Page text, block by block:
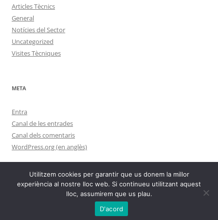
Articles Tècnics
General
Notícies del Sector
Uncategorized
Visites Tècniques
META
Entra
Canal de les entrades
Canal dels comentaris
WordPress.org (en anglès)
Utilitzem cookies per garantir que us donem la millor
experiència al nostre lloc web. Si continueu utilitzant aquest
lloc, assumirem que us plau.
D'acord